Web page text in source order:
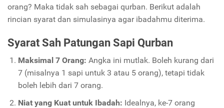
orang? Maka tidak sah sebagai qurban. Berikut adalah
rincian syarat dan simulasinya agar ibadahmu diterima.
Syarat Sah Patungan Sapi Qurban
Maksimal 7 Orang: Angka ini mutlak. Boleh kurang dari
7 (misalnya 1 sapi untuk 3 atau 5 orang), tetapi tidak
boleh lebih dari 7 orang.
Niat yang Kuat untuk Ibadah: Idealnya, ke-7 orang